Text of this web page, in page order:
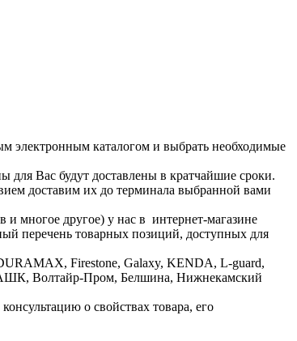
электронным каталогом и выбрать необходимые
Вас будут доставлены в кратчайшие сроки.
доставим их до терминала выбранной вами
многое другое) у нас в интернет-магазине
перечень товарных позиций, доступных для
Firestone, Galaxy, KENDA, L-guard,
АШК, Волтайр-Пром, Белшина, Нижнекамский
о свойствах товара, его